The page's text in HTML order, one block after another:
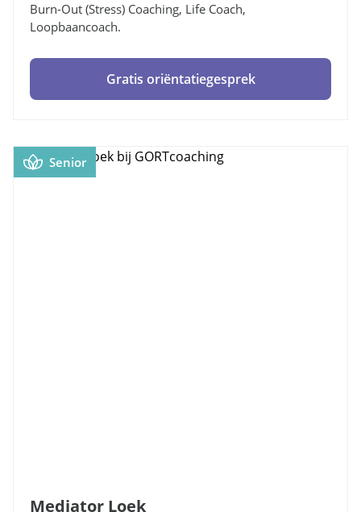
Burn-Out (stress) Coaching, Life Coach,
Loopbaancoach.
Gratis oriëntatiegesprek
Senior
Mediator Loek